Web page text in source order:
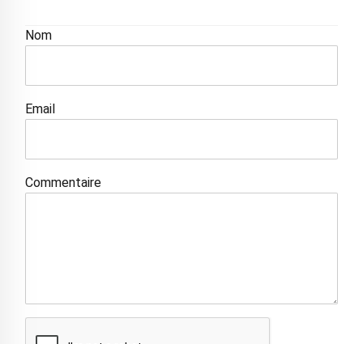
Nom
Email
Commentaire